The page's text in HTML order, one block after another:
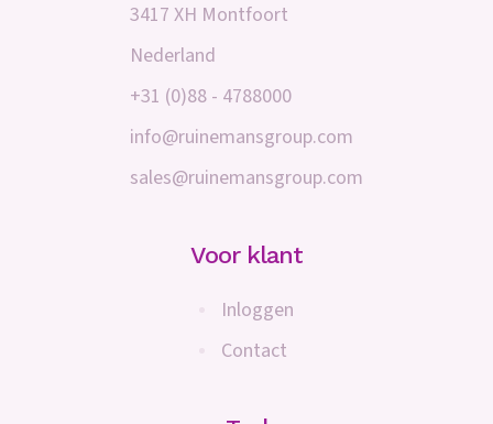
3417 XH Montfoort
Nederland
+31 (0)88 - 4788000
info@ruinemansgroup.com
sales@ruinemansgroup.com
Voor klant
Inloggen
Contact